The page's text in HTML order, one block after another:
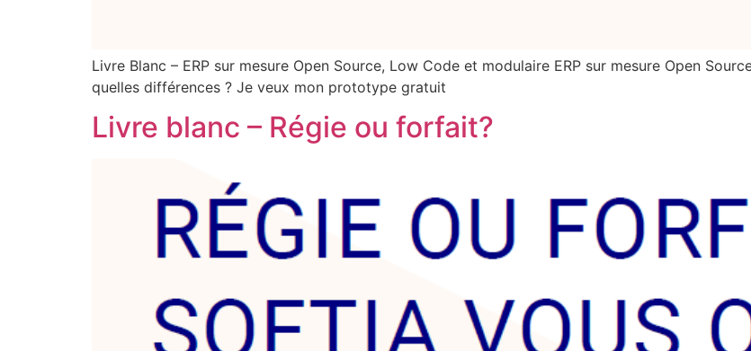
Livre Blanc – ERP sur mesure Open Source, Low Code et modulaire ERP sur mesure Open
quelles différences ? Je veux mon prototype gratuit
Livre blanc – Régie ou forfait?